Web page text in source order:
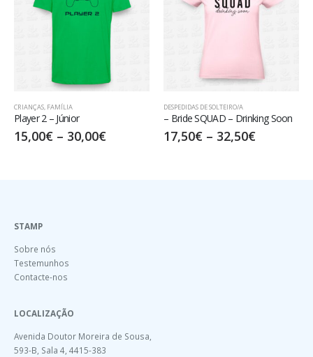
DESPEDIDAS DE SOLTEIRO/A
– Bride SQUAD – Drinking Soon
17,50€ –32,50€
DESPEDIDAS DE SOLTEIRO/A
The (drunk) Groom
15,00€ –30,00€
STAMP
Sobre nós
Testemunhos
Contacte-nos
LOCALIZAÇÃO
Avenida Doutor Moreira de Sousa,
593-B, Sala 4, 4415-383